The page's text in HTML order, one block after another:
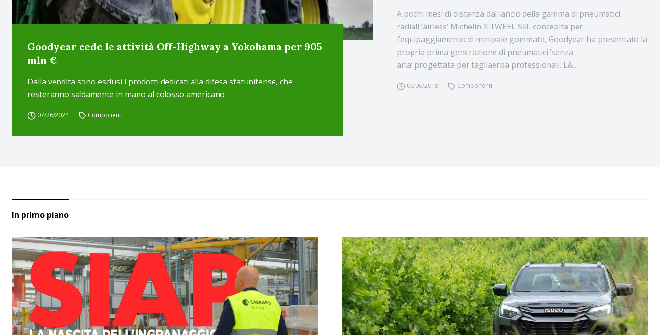
Goodyear cede le attività Off-Highway a Yokohama per 905
mln €
Dalla vendita sono esclusi i prodotti dedicati alla difesa statunitense, che
resteranno saldamente in mano al colosso americano
07/26/2024 Componenti
A pochi mesi di distanza dal lancio della gamma di pneumatici
radiali ‘airless’ Michelin X TWEEL SSL concepita per
l’equipaggiamento di minipale gommate, Goodyear ha presentato la
propria prima generazione di pneumatici ‘senza
aria’ progettata per tagliaerba professionali. L&...
06/06/2018 Componenti
In primo piano